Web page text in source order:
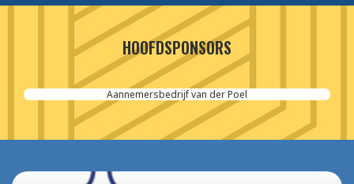
HOOFDSPONSORS
Aannemersbedrijf van der Poel